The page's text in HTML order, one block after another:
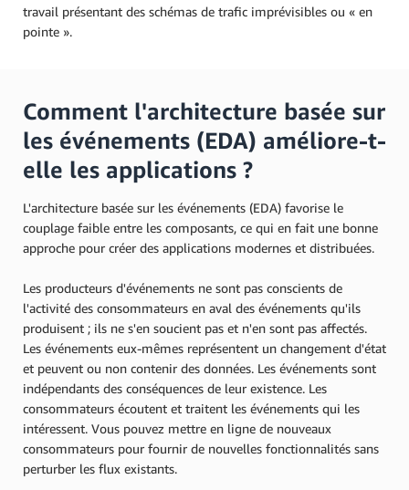
travail présentant des schémas de trafic imprévisibles ou « en
pointe ».
Comment l'architecture basée sur
les événements (EDA) améliore-t-
elle les applications ?
L'architecture basée sur les événements (EDA) favorise le
couplage faible entre les composants, ce qui en fait une bonne
approche pour créer des applications modernes et distribuées.
Les producteurs d'événements ne sont pas conscients de
l'activité des consommateurs en aval des événements qu'ils
produisent ; ils ne s'en soucient pas et n'en sont pas affectés.
Les événements eux-mêmes représentent un changement d'état
et peuvent ou non contenir des données. Les événements sont
indépendants des conséquences de leur existence. Les
consommateurs écoutent et traitent les événements qui les
intéressent. Vous pouvez mettre en ligne de nouveaux
consommateurs pour fournir de nouvelles fonctionnalités sans
perturber les flux existants.